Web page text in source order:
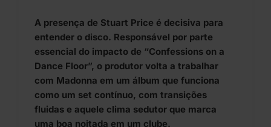
A presença de Stuart Price é decisiva para
entender o disco. Responsável por parte
essencial do impacto de “Confessions on a
Dance Floor”, o produtor volta a trabalhar
com Madonna em um álbum que funciona
como um set contínuo, com transições
fluidas e aquele clima sedutor que marca
uma boa noitada em um clube.